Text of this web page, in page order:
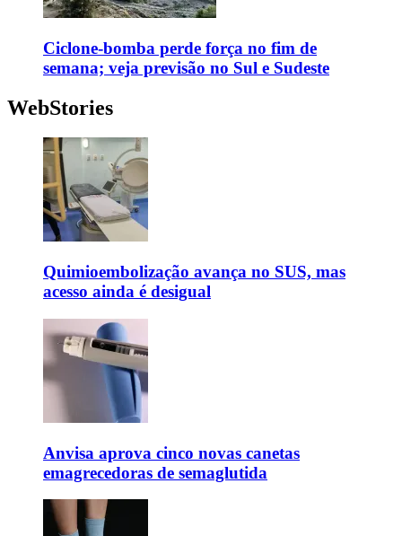
Ciclone-bomba perde força no fim de
semana; veja previsão no Sul e Sudeste
WebStories
Quimioembolização avança no SUS, mas
acesso ainda é desigual
Anvisa aprova cinco novas canetas
emagrecedoras de semaglutida